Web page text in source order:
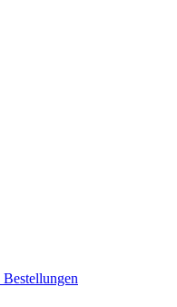
Bestellungen